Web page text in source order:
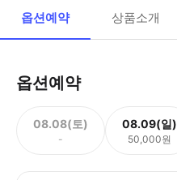
옵션예약 상품소개
옵션예약
08.08(토)
-
08.09(일)
50,000원